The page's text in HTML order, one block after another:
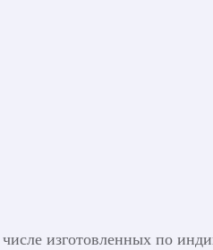
изготовленных по